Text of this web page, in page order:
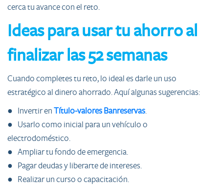
cerca tu avance con el reto.
Ideas para usar tu ahorro al
finalizar las 52 semanas
Cuando completes tu reto, lo ideal es darle un uso
estratégico al dinero ahorrado. Aquí algunas sugerencias:
● Invertir enTítulo-valores Banreservas.
● Usarlo como inicial para un vehículo o
electrodoméstico.
● Ampliar tu fondo de emergencia.
● Pagar deudas y liberarte de intereses.
● Realizar un curso o capacitación.